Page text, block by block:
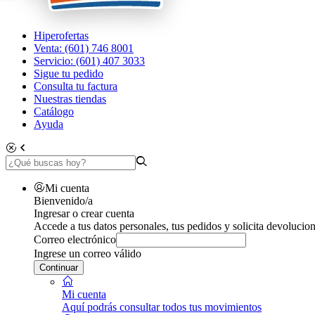
Hiperofertas
Venta: (601) 746 8001
Servicio: (601) 407 3033
Sigue tu pedido
Consulta tu factura
Nuestras tiendas
Catálogo
Ayuda
Mi cuenta
Bienvenido/a
Ingresar o crear cuenta
Accede a tus datos personales, tus pedidos y solicita
Correo electrónico
Ingrese un correo válido
Continuar
Mi cuenta
Aquí podrás consultar todos tus movimientos